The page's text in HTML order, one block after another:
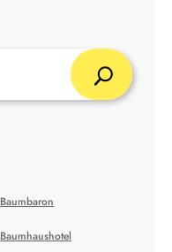
Baumbaron
Baumhaushotel